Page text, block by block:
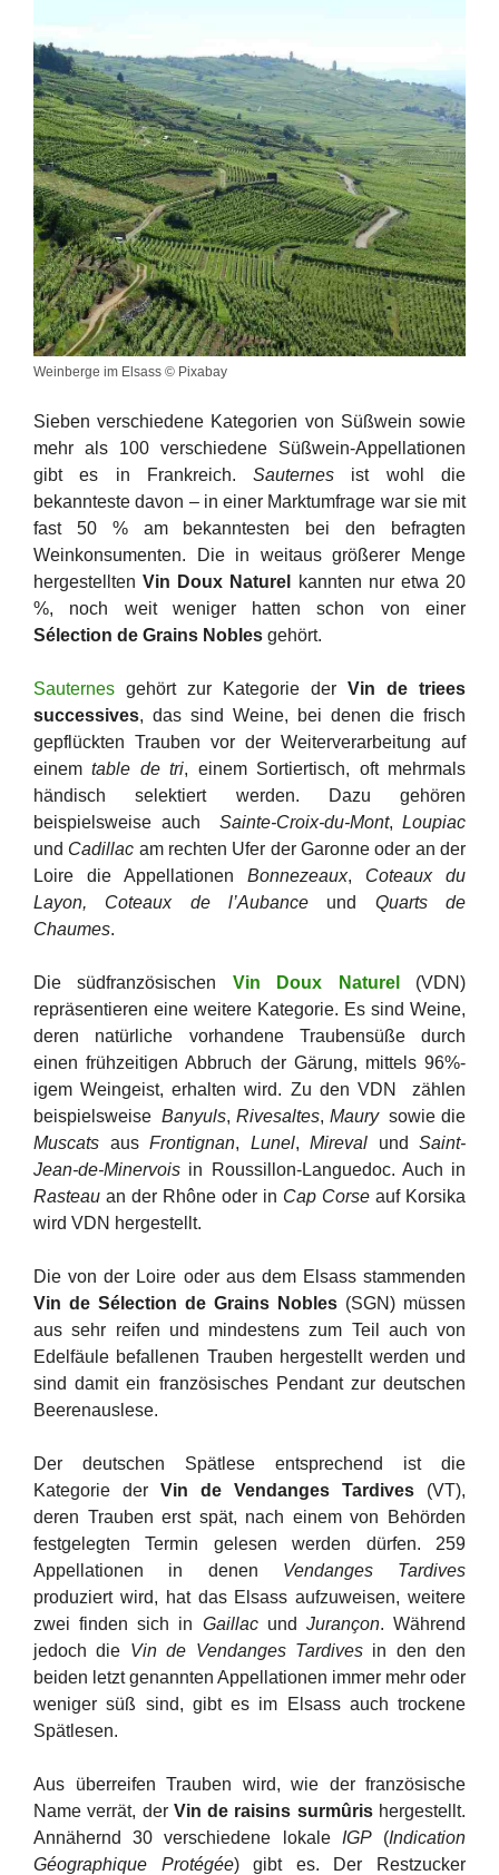
Weinberge im Elsass © Pixabay
Sieben verschiedene Kategorien von Süßwein sowie
mehr als 100 verschiedene Süßwein-Appellationen
gibt es in Frankreich.Sauternes ist wohl die
bekannteste davon – in einer Marktumfrage war sie mit
fast 50 % am bekanntesten bei den befragten
Weinkonsumenten. Die in weitaus größerer Menge
hergestelltenVin Doux Naturel
kannten nur etwa 20
%, noch weit weniger hatten schon von einer
Sélection de Grains Nobles gehört.
Sauternes gehört zur Kategorie der Vin de triees
successives, das sind Weine, bei denen die frisch
gepflückten Trauben vor der Weiterverarbeitung auf
einemtable de tri, einem Sortiertisch, oft mehrmals
händisch selektiert werden. Dazu gehören
beispielsweise auch Sainte-Croix-du-Mont, Loupiac
und Cadillac am rechten Ufer der Garonne oder an der
Loire die Appellationen Bonnezeaux, Coteaux du
Layon, Coteaux de l’Aubance und Quarts de
Chaumes.
Die südfranzösischen Vin Doux Naturel
(VDN)
repräsentieren eine weitere Kategorie. Es sind Weine,
deren natürliche vorhandene Traubensüße durch
einen frühzeitigen Abbruch der Gärung, mittels 96%-
igem Weingeist, erhalten wird. Zu den VDN zählen
beispielsweiseBanyuls,Rivesaltes, Maurysowie die
Muscats aus Frontignan, Lunel, Mireval und Saint-
Jean-de-Minervois in Roussillon-Languedoc. Auch in
Rasteau an der Rhône oder in Cap Corse auf Korsika
wird VDN hergestellt.
Die von der Loire oder aus dem Elsass stammenden
Vin de Sélection de Grains Nobles (SGN) müssen
aus sehr reifen und mindestens zum Teil auch von
Edelfäule befallenen Trauben hergestellt werden und
sind damit ein französisches Pendant zur deutschen
Beerenauslese.
Der deutschen Spätlese entsprechend ist die
Kategorie der Vin de Vendanges Tardives (VT),
deren Trauben erst spät, nach einem von Behörden
festgelegten Termin gelesen werden dürfen. 259
Appellationen in denen Vendanges Tardives
produziert wird, hat das Elsass aufzuweisen, weitere
zwei finden sich in Gaillacund Jurançon. Während
jedoch die Vin de Vendanges Tardivesin den den
beiden letzt genannten Appellationen immer mehr oder
weniger süß sind, gibt es im Elsass auch trockene
Spätlesen.
Aus überreifen Trauben wird, wie der französische
Name verrät, der Vin de raisins surmûrishergestellt.
Annähernd 30 verschiedene lokale IGP(Indication
Géographique Protégée) gibt es. Der Restzucker